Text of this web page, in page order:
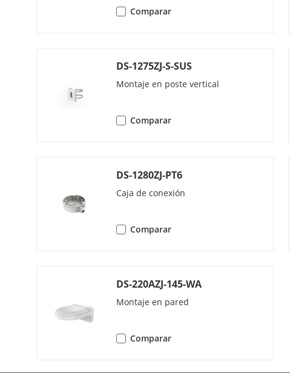
Codificación De
Comparar
DS-1275ZJ-S-SUS
Montaje en poste vertical
Comparar
DS-1280ZJ-PT6
Caja de conexión
Comparar
DS-220AZJ-145-WA
Montaje en pared
Comparar